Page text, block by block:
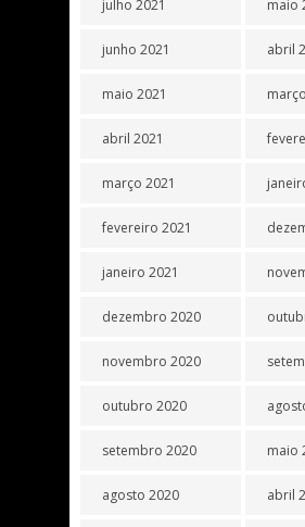
julho 2021
junho 2021
maio 2021
abril 2021
março 2021
fevereiro 2021
janeiro 2021
dezembro 2020
novembro 2020
outubro 2020
setembro 2020
agosto 2020
maio
abril
maio
abril